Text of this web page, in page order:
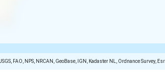
FAO, NPS, NRCAN, GeoBase, IGN, Kadaster NL, Ordnance